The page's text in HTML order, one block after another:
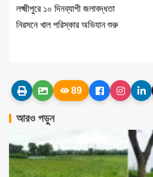
লক্ষ্মীপুরে ১০ দিনব্যাপী জলাবদ্ধতা
নিরসনে খাল পরিস্কার অভিযান শুরু
89
আরও পড়ুন